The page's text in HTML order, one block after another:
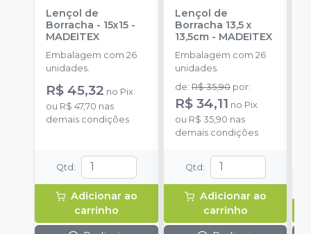
Lençol de
Borracha - 15x15 -
MADEITEX
Embalagem com 26
unidades.
R$ 45,32 no Pix
ou R$ 47,70 nas
demais condições
Qtd :
Adicionar ao
carrinho
Lençol de
Borracha 13,5 x
13,5cm- MADEITEX
Embalagem com 26
unidades.
de: R$ 35,90 por:
R$ 34,11 no Pix
ou R$ 35,90 nas
demais condições
Qtd :
Adicionar ao
carrinho